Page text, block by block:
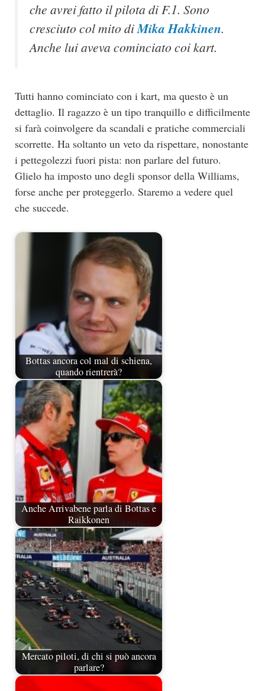
che avrei fatto il pilota di F.1. Sono
cresciuto col mito diMika Hakkinen.
Anche lui aveva cominciato coi kart.
Tutti hanno cominciato con i kart, ma questo è un
dettaglio. Il ragazzo è un tipo tranquillo e difficilmente
si farà coinvolgere da scandali e pratiche commerciali
scorrette. Ha soltanto un veto da rispettare, nonostante
i pettegolezzi fuori pista: non parlare del futuro.
Glielo ha imposto uno degli sponsor della Williams,
forse anche per proteggerlo. Staremo a vedere quel
che succede.
Bottas ancora col mal di schiena,
quando rientrerà?
Anche Arrivabene parla di Bottas e
Raikkonen
Mercato piloti, di chi si può ancora
parlare?